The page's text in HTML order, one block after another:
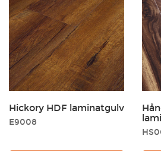
Hickory HDF laminatgulv
E9008
Gylden